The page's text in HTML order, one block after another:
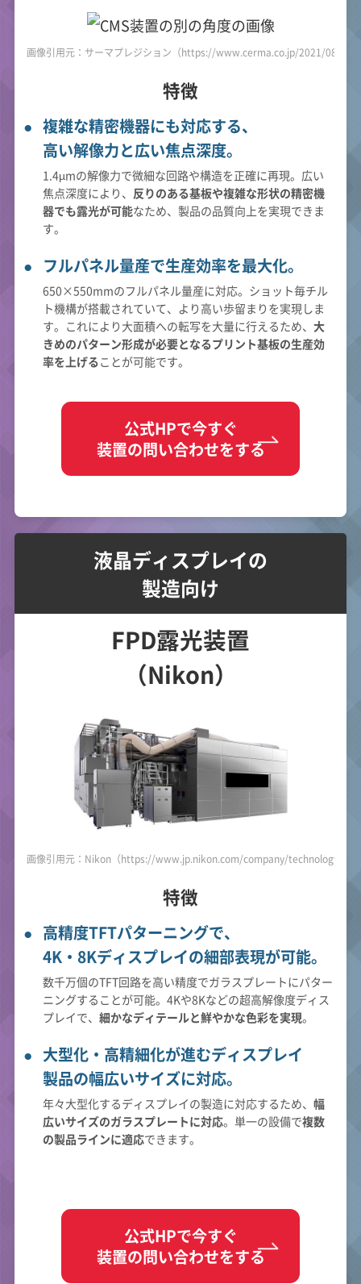
画像引用元：サーマプレジション（https://www.cerma.co.jp/2021/08/20/
特徴
複雑な精密機器にも対応する、
高い解像力と広い焦点深度。
1.4µmの解像力で微細な回路や構造を正確に再現。広い
焦点深度により、 反りのある基板や複雑な形状の精密機
器でも露光が可能なため、製品の品質向上を実現できま
す。
フルパネル量産で生産効率を最大化。
650×550mmのフルパネル量産に対応。ショット毎チル
ト機構が搭載されていて、より高い歩留まりを実現しま
す。これにより大面積への転写を大量に行えるため、 大
きめのパターン形成が必要となるプリント基板の生産効
率を上げることが可能です。
公式HPで今すぐ
装置の問い合わせをする
液晶ディスプレイの
製造向け
FPD露光装置
（Nikon）
画像引用元：Nikon（https://www.jp.nikon.com/company/technology/
特徴
高精度TFTパターニングで、
4K・8Kディスプレイの細部表現が可能。
数千万個のTFT回路を高い精度でガラスプレートにパター
ニングすることが可能。4Kや8Kなどの超高解像度ディス
プレイで、 細かなディテールと鮮やかな色彩を実現。
大型化・高精細化が進むディスプレイ
製品の幅広いサイズに対応。
年々大型化するディスプレイの製造に対応するため、 幅
広いサイズのガラスプレートに対応。単一の設備で複数
の製品ラインに適応できます。
公式HPで今すぐ
装置の問い合わせをする